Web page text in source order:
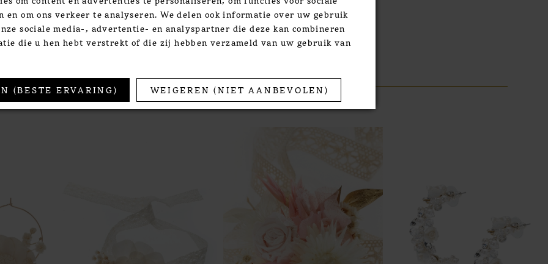
en om ons verkeer te analyseren. We delen ook informatie over uw gebruik
sociale media-, advertentie- en analyspartner die deze kan combineren
die u hen hebt verstrekt of die zij hebben verzameld van uw gebruik van
(BESTE ERVARING) WEIGEREN (NIET AANBEVOLEN)